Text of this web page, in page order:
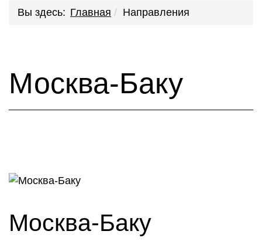
Вы здесь: Главная Направления
Москва-Баку
Москва-Баку